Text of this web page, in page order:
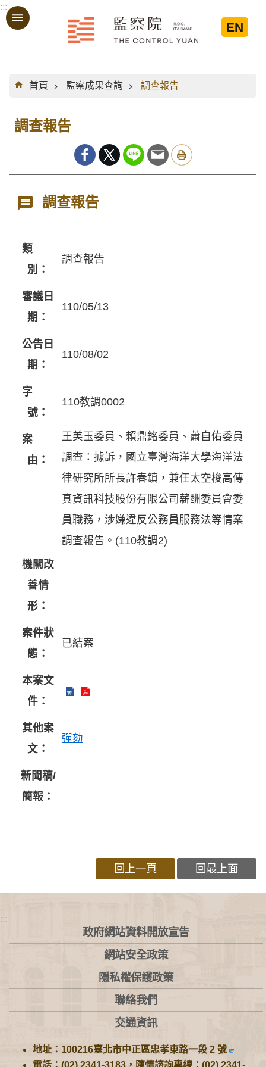
跳到主要內容區塊
:::
EN
:::
首頁
監察成果查詢 調查報告
調查報告
調查報告
類
別：
調查報告
審議日
期：
110/05/13
公告日
期：
110/08/02
字
號：
110教調0002
案
由：
王美玉委員、賴鼎銘委員、蕭自佑委員
調查：據訴，國立臺灣海洋大學海洋法
律研究所所長許春鎮，兼任太空梭高傳
真資訊科技股份有限公司薪酬委員會委
員職務，涉嫌違反公務員服務法等情案
調查報告。(110教調2)
機關改
善情
形：
案件狀
態：
已結案
本案文
件：
其他案
文：
彈劾
新聞稿/
簡報：
回上一頁 回最上面
:::
政府網站資料開放宣告
網站安全政策
隱私權保護政策
聯絡我們
交通資訊
地址：100216臺北市中正區忠孝東路一段 2 號